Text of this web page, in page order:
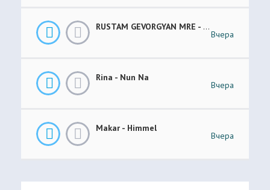
RUSTAM GEVORGYAN MRE - GAR XOROVATC
Вчера
Rina - Nun Na
Вчера
Makar - Himmel
Вчера